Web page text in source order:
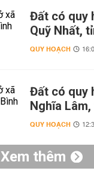
Đất có quy
Quỹ Nhất,
QUY HOẠCH
Đất có quy
Nghĩa
QUY HOẠCH
Xem thêm